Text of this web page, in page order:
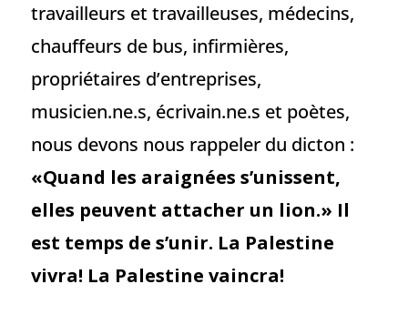
travailleurs et travailleuses, médecins,
chauffeurs de bus, infirmières,
propriétaires d’entreprises,
musicien.ne.s, écrivain.ne.s et poètes,
nous devons nous rappeler du dicton :
«Quand les araignées s’unissent,
elles peuvent attacher un lion.» Il
est temps de s’unir. La Palestine
vivra! La Palestine vaincra!